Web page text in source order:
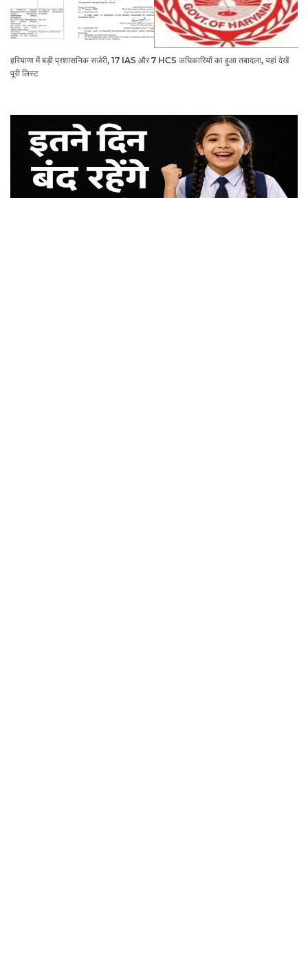
हरियाणा में बड़ी प्रशासनिक सर्जरी, 17 IAS और 7 HCS अधिकारियों का हुआ तबादला, यहां देखें
पूरी लिस्ट